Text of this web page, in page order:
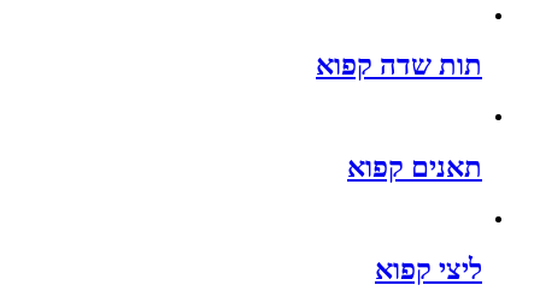
תות שדה קפוא
תאנים קפוא
ליצי קפוא